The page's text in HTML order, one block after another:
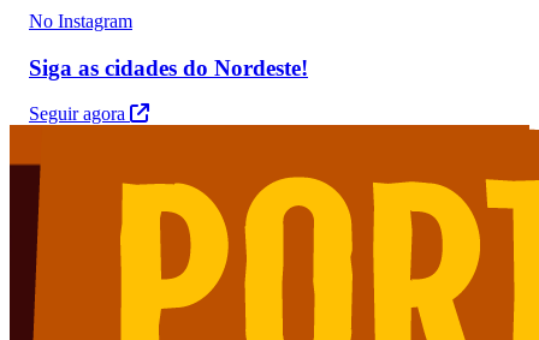
No Instagram
Siga as cidades do Nordeste!
Seguir agora